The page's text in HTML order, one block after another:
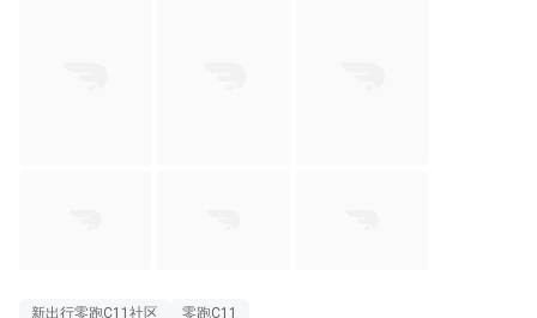
新出行零跑C11社区 零跑C11